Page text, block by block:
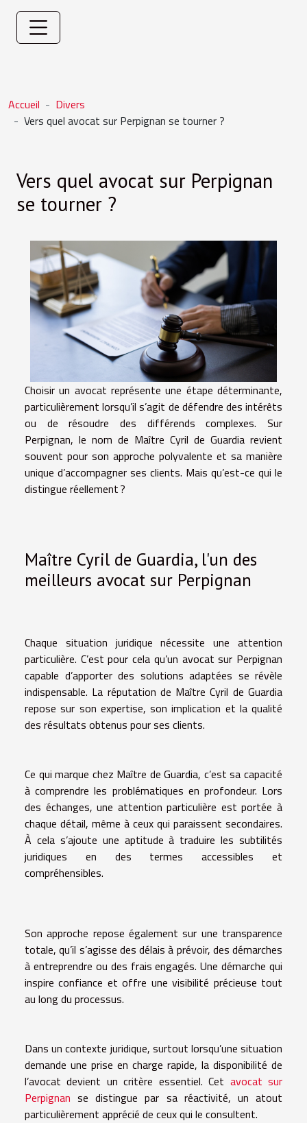
Accueil
Divers
Vers quel avocat sur Perpignan se tourner ?
Vers quel avocat sur Perpignan
se tourner ?
Choisir un avocat représente une étape déterminante,
particulièrement lorsqu’il s’agit de défendre des intérêts
ou de résoudre des différends complexes. Sur
Perpignan, le nom de Maître Cyril de Guardia revient
souvent pour son approche polyvalente et sa manière
unique d’accompagner ses clients. Mais qu’est-ce qui le
distingue réellement ?
Maître Cyril de Guardia, l'un des
meilleurs avocat sur Perpignan
Chaque situation juridique nécessite une attention
particulière. C’est pour cela qu’un avocat sur Perpignan
capable d’apporter des solutions adaptées se révèle
indispensable. La réputation de Maître Cyril de Guardia
repose sur son expertise, sonimplication et la qualité
des résultats obtenus pour ses clients.
Ce qui marque chez Maître de Guardia, c’est sa capacité
à comprendre les problématiques en profondeur. Lors
des échanges, une attention particulière est portée à
chaque détail, même à ceux qui paraissent secondaires.
À cela s’ajoute une aptitude à traduire les subtilités
juridiques en des termes accessibles et
compréhensibles.
Son approche repose également sur une transparence
totale, qu’il s’agisse des délais à prévoir, des démarches
à entreprendre ou des frais engagés. Une démarche qui
inspire confiance et offre une visibilité précieuse tout
au long du processus.
Dans un contexte juridique, surtout lorsqu’une situation
demande une prise en charge rapide, la disponibilité de
l’avocat devient un critère essentiel. Cet avocat sur
Perpignan se distingue par sa réactivité, un atout
particulièrement apprécié de ceux qui le consultent.